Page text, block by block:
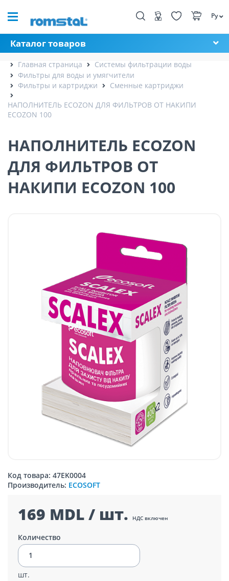
Ру
Каталог товаров
Главная страница
Системы фильтрации воды
Фильтры для воды и умягчители
Фильтры и картриджи
Сменные картриджи
НАПОЛНИТЕЛЬ ECOZON ДЛЯ ФИЛЬТРОВ ОТ НАКИПИ
ECOZON 100
НАПОЛНИТЕЛЬ ECOZON
ДЛЯ ФИЛЬТРОВ ОТ
НАКИПИ ECOZON 100
Код товара: 47EK0004
Производитель: ECOSOFT
169 MDL / шт. НДС включен
Количество
шт.